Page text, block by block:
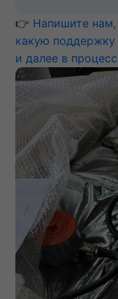
👉 Напишите
какую поддержку
и далее в